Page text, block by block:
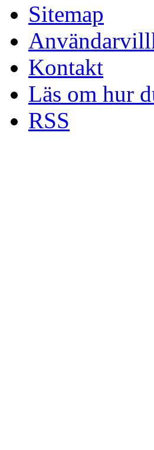
Sitemap
Kontakt
Läs om hur
RSS